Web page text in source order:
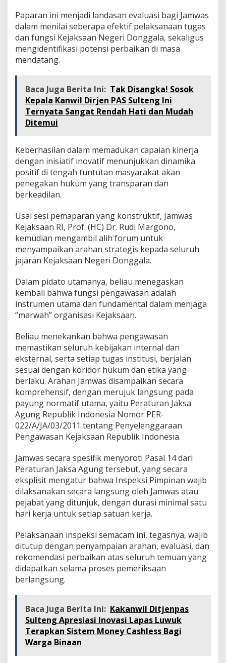
Paparan ini menjadi landasan evaluasi bagi Jamwas
dalam menilai seberapa efektif pelaksanaan tugas
dan fungsi Kejaksaan Negeri Donggala, sekaligus
mengidentifikasi potensi perbaikan di masa
mendatang.
Baca Juga Berita Ini: Tak Disangka! Sosok
Kepala Kanwil Dirjen PAS Sulteng Ini
Ternyata Sangat Rendah Hati dan Mudah
Ditemui
Keberhasilan dalam memadukan capaian kinerja
dengan inisiatif inovatif menunjukkan dinamika
positif di tengah tuntutan masyarakat akan
penegakan hukum yang transparan dan
berkeadilan.
Usai sesi pemaparan yang konstruktif, Jamwas
Kejaksaan RI, Prof. (HC) Dr. Rudi Margono,
kemudian mengambil alih forum untuk
menyampaikan arahan strategis kepada seluruh
jajaran Kejaksaan Negeri Donggala.
Dalam pidato utamanya, beliau menegaskan
kembali bahwa fungsi pengawasan adalah
instrumen utama dan fundamental dalam menjaga
“marwah” organisasi Kejaksaan.
Beliau menekankan bahwa pengawasan
memastikan seluruh kebijakan internal dan
eksternal, serta setiap tugas institusi, berjalan
sesuai dengan koridor hukum dan etika yang
berlaku. Arahan Jamwas disampaikan secara
komprehensif, dengan merujuk langsung pada
payung normatif utama, yaitu Peraturan Jaksa
Agung Republik Indonesia Nomor PER-
022/A/JA/03/2011 tentang Penyelenggaraan
Pengawasan Kejaksaan Republik Indonesia.
Jamwas secara spesifik menyoroti Pasal 14 dari
Peraturan Jaksa Agung tersebut, yang secara
eksplisit mengatur bahwa Inspeksi Pimpinan wajib
dilaksanakan secara langsung oleh Jamwas atau
pejabat yang ditunjuk, dengan durasi minimal satu
hari kerja untuk setiap satuan kerja.
Pelaksanaan inspeksi semacam ini, tegasnya, wajib
ditutup dengan penyampaian arahan, evaluasi, dan
rekomendasi perbaikan atas seluruh temuan yang
didapatkan selama proses pemeriksaan
berlangsung.
Baca Juga Berita Ini: Kakanwil Ditjenpas
Sulteng Apresiasi Inovasi Lapas Luwuk
Terapkan Sistem Money Cashless Bagi
Warga Binaan